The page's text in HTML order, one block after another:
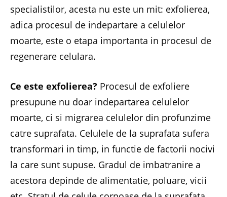
specialistilor, acesta nu este un mit: exfolierea,
adica procesul de indepartare a celulelor
moarte, este o etapa importanta in procesul de
regenerare celulara.
Ce este exfolierea? Procesul de exfoliere
presupune nu doar indepartarea celulelor
moarte, ci si migrarea celulelor din profunzime
catre suprafata. Celulele de la suprafata sufera
transformari in timp, in functie de factorii nocivi
la care sunt supuse. Gradul de imbatranire a
acestora depinde de alimentatie, poluare, vicii